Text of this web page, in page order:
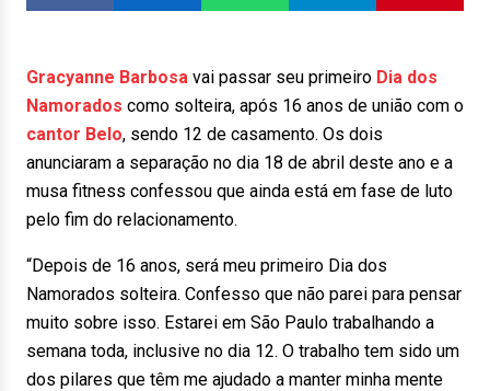
Gracyanne Barbosa vai passar seu primeiro Dia dos
Namorados como solteira, após 16 anos de união com o
cantor Belo, sendo 12 de casamento. Os dois
anunciaram a separação no dia 18 de abril deste ano e a
musa fitness confessou que ainda está em fase de luto
pelo fim do relacionamento.
“Depois de 16 anos, será meu primeiro Dia dos
Namorados solteira. Confesso que não parei para pensar
muito sobre isso. Estarei em São Paulo trabalhando a
semana toda, inclusive no dia 12. O trabalho tem sido um
dos pilares que têm me ajudado a manter minha mente